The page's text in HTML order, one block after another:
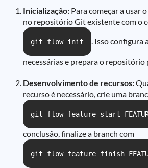
Inicialização: Para começar a usar
no repositório Git existente com o
git flow init . Isso configura
necessárias e prepara o repositório
Desenvolvimento de recursos:
recurso é necessário, crie uma
git flow feature start
conclusão, finalize a branch com
git flow feature finish